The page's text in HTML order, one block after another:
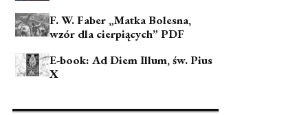
F. W. Faber „Matka Bolesna,
wzór dla cierpiących” PDF
E-book: Ad Diem Illum, św. Pius
X